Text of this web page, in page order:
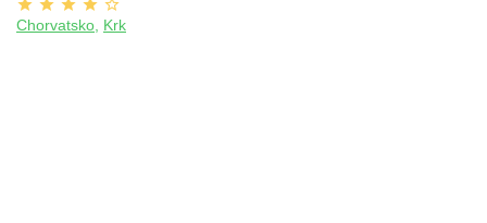
Chorvatsko, Krk